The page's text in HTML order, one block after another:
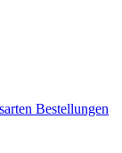
Bestellungen